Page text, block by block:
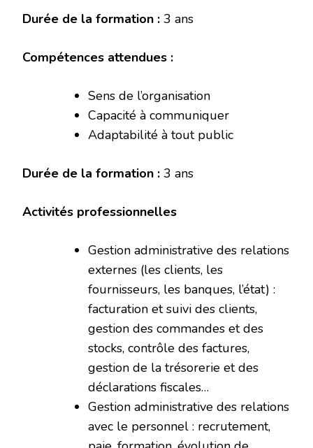
Durée de la formation : 3 ans
Compétences attendues :
Sens de l’organisation
Capacité à communiquer
Adaptabilité à tout public
Durée de la formation : 3 ans
Activités professionnelles
Gestion administrative des relations
externes (les clients, les
fournisseurs, les banques, l’état) :
facturation et suivi des clients,
gestion des commandes et des
stocks, contrôle des factures,
gestion de la trésorerie et des
déclarations fiscales…
Gestion administrative des relations
avec le personnel : recrutement,